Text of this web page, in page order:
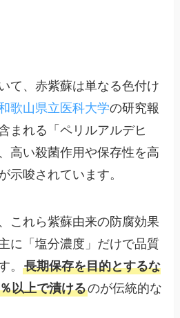
て、赤紫蘇は単なる色付け
歌山県立医科大学の研究報
まれる「ペリルアルデヒ
高い殺菌作用や保存性を高
示唆されています。
これら紫蘇由来の防腐効果
に「塩分濃度」だけで品質
。長期保存を目的とするな
以上で漬けるのが伝統的な